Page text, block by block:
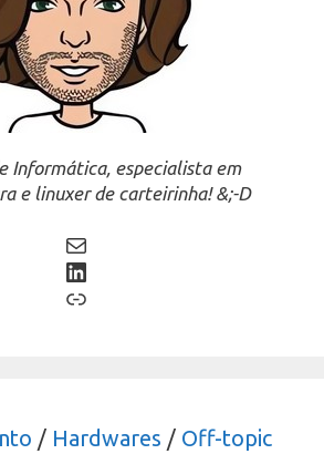
Informática, especialista em
e linuxer de carteirinha! &;-D
Mail
LinkedIn
Link
/ Hardwares / Off-topic